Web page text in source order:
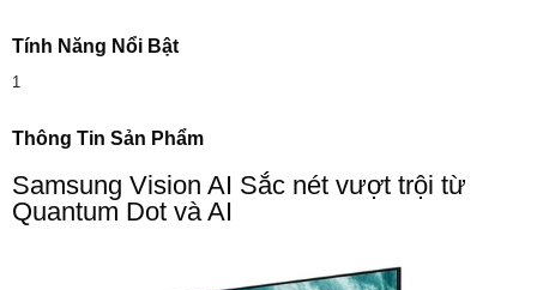
Tính Năng Nổi Bật
1
Thông Tin Sản Phẩm
Samsung Vision AI Sắc nét vượt trội từ
Quantum Dot và AI